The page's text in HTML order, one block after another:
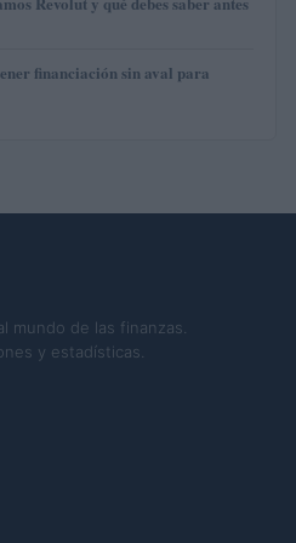
financiación sin aval para
mundo de las finanzas.
y estadísticas.